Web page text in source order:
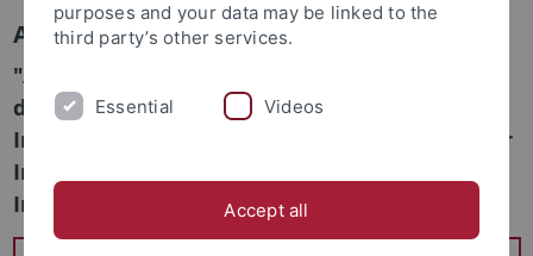
ANKER
"Ankerobjekte" als Kristallisationspunkte der
digitalen Öffnung und transdisziplinären
Integration ethischer Aspekte von Künstlicher
Intelligenz in Forschungs- und
Innovationsprozessen
purposes and your data may be linked to the
third party’s other services.
Essential Videos
Accept all